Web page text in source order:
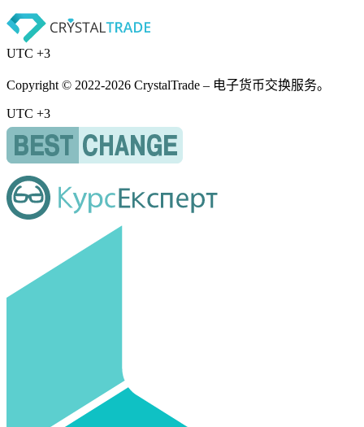
UTC +3
Copyright © 2022-2026 CrystalTrade – 电子货币交换服务。
UTC +3